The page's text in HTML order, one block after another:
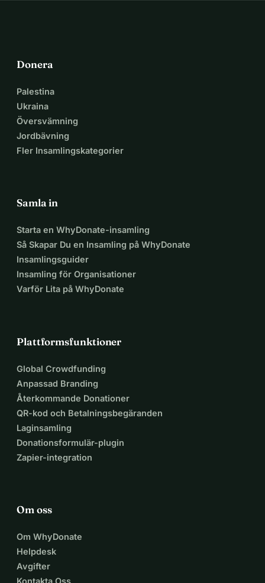
Donera
Palestina
Ukraina
Översvämning
Jordbävning
Fler Insamlingskategorier
Samla in
Starta en WhyDonate-insamling
Så Skapar Du en Insamling på WhyDonate
Insamlingsguider
Insamling för Organisationer
Varför Lita på WhyDonate
Plattformsfunktioner
Global Crowdfunding
Anpassad Branding
Återkommande Donationer
QR-kod och Betalningsbegäranden
Laginsamling
Donationsformulär-plugin
Zapier-integration
Om oss
Om WhyDonate
Helpdesk
Avgifter